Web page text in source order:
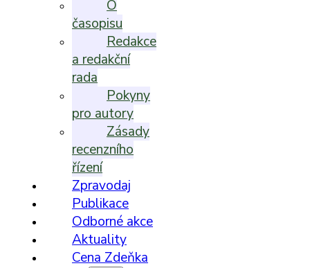
O
časopisu
Redakce
a redakční
rada
Pokyny
pro autory
Zásady
recenzního
řízení
Zpravodaj
Publikace
Odborné akce
Aktuality
Cena Zdeňka